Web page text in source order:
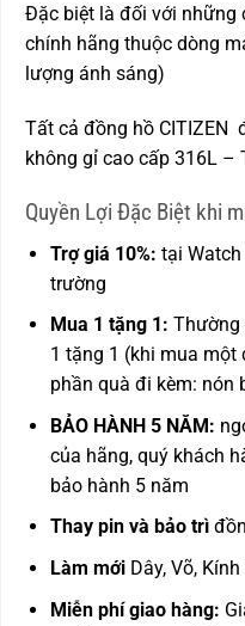
Đặc biệt là đối với những
chính hãng thuộc dòng
lượng ánh sáng)
Tất cả đồng hồ CITIZEN
không gỉ cao cấp 316L –
Quyền Lợi Đặc Biệt khi
Trợ giá 10%: tại
trường
Mua 1 tặng 1: Thường
1 tặng 1 (khi mua
phần quà đi kèm: nón
BẢO HÀNH 5 NĂM:
của hãng, quý khách
bảo hành 5 năm
Thay pin và bảo trì
Làm mới Dây, Võ,
Miễn phí giao hàng: